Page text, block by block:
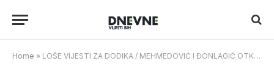
Home » LOŠE VIJESTI ZA DODIKA / MEHMEDOVIĆ I ĐONLAGIĆ OTKRILI KARTE: „Sa budućnošću Bosne i Hercegovine niko se ne smije igrati…“